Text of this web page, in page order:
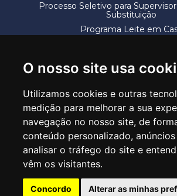
O nosso site usa
Utilizamos cookies e outras
medição para melhorar a sua
navegação no nosso site, de
conteúdo personalizado,
analisar o tráfego do site e
vêm os visitantes.
Concordo Alterar as minhas
Processo Seletivo para
Substituição
Programa Leite em
SECRETARIA DE
Rua Claudino Barbosa, 313 - Macedo -
Central de Atendimento: *55 11